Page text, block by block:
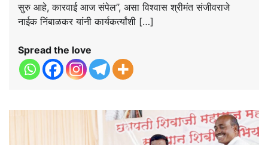
सुरु आहे, कारवाई आज संपेल’’, असा विश्‍वास श्रीमंत संजीवराजे
नाईक निंबाळकर यांनी कार्यकर्त्यांशी […]
Spread the love